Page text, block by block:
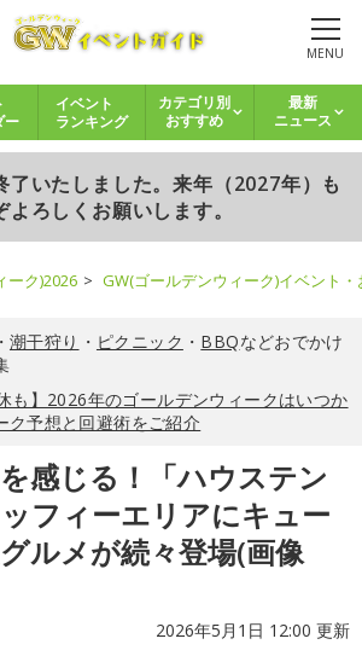
MENU
ー
イベント
ランキング
カテゴリ別
おすすめ
最新
ニュース
了いたしました。来年（2027年）も
よろしくお願いします。
ーク)2026 GW(ゴールデンウィーク)イベント
・ 潮干狩り ・ ピクニック ・ BBQなどおでかけ
も】2026年のゴールデンウィークはいつか
ク予想と回避術をご紹介
感じる！「ハウステン
フィーエリアにキュー
ルメが続々登場(画像
2026年5月1日 12:00 更新